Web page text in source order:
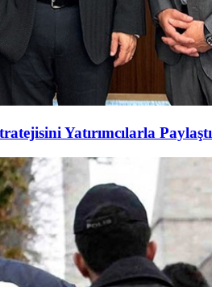
Yatırımcılarla Paylaştı